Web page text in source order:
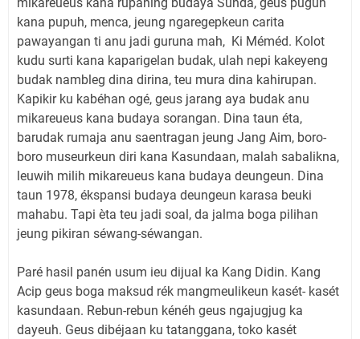
kana pupuh, menca, jeung ngaregepkeun carita
pawayangan ti anu jadi guruna mah, Ki Méméd. Kolot
kudu surti kana kaparigelan budak, ulah nepi kakeyeng
budak nambleg dina dirina, teu mura dina kahirupan.
Kapikir ku kabéhan ogé, geus jarang aya budak anu
mikareueus kana budaya sorangan. Dina taun éta,
barudak rumaja anu saentragan jeung Jang Aim, boro-
boro museurkeun diri kana Kasundaan, malah sabalikna,
leuwih milih mikareueus kana budaya deungeun. Dina
taun 1978, ékspansi budaya deungeun karasa beuki
mahabu. Tapi èta teu jadi soal, da jalma boga pilihan
jeung pikiran séwang-séwangan.
Paré hasil panén usum ieu dijual ka Kang Didin. Kang
Acip geus boga maksud rék mangmeulikeun kasét- kasét
kasundaan. Rebun-rebun kénéh geus ngajugjug ka
dayeuh. Geus dibéjaan ku tatanggana, toko kasét